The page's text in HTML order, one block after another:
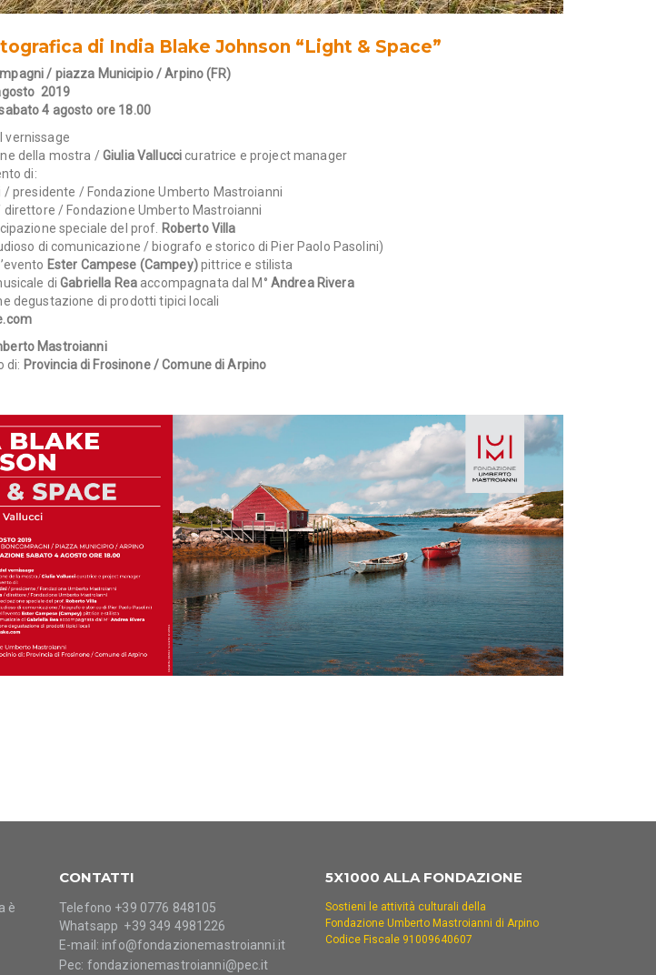
di India Blake Johnson “Light & Space”
/ piazza Municipio / Arpino (FR)
2019
4 agosto ore 18.00
vernissage
della mostra /Giulia Valluccicuratrice e project manager
di:
/ presidente / Fondazione Umberto Mastroianni
direttore / Fondazione Umberto Mastroianni
speciale del prof. Roberto Villa
di comunicazione / biografo e storico di Pier Paolo Pasolini)
Ester Campese (Campey)pittrice e stilista
diGabriella Reaaccompagnata dal M° Andrea Rivera
degustazione di prodotti tipici locali
Mastroianni
di: Provincia di Frosinone / Comune di Arpino
è
CONTATTI
Telefono +39 0776 848105
Whatsapp +39 349 4981226
E-mail: info@fondazionemastroianni.it
Pec: fondazionemastroianni@pec.it
5X1000 ALLA FONDAZIONE
Sostieni le attività culturali della
Fondazione Umberto Mastroianni di Arpino
Codice Fiscale 91009640607